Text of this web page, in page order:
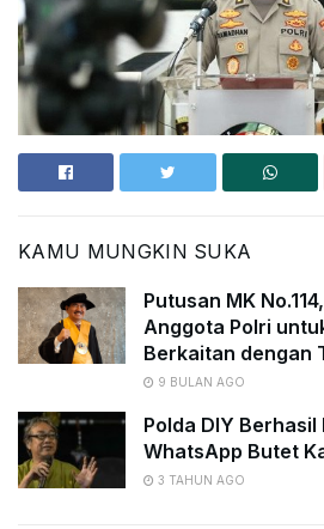
KAMU MUNGKIN SUKA
Putusan MK
Anggota Polri
Berkaitan dengan
9 BULAN AGO
Polda DIY Berhasil
WhatsApp Butet
3 TAHUN AGO